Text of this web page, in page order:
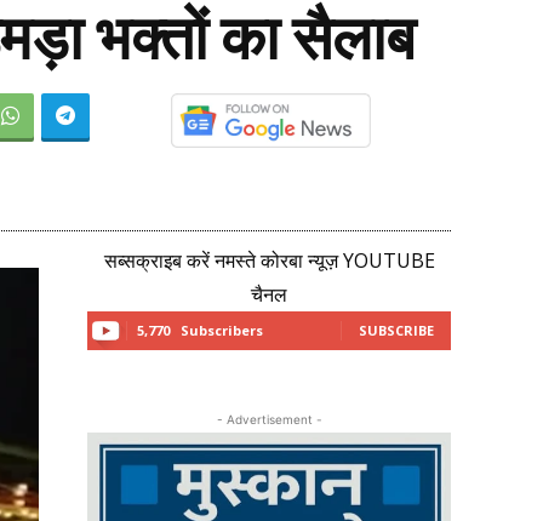
भक्तों का सैलाब
सब्सक्राइब करें नमस्ते कोरबा न्यूज़ YOUTUBE
चैनल
5,770 Subscribers SUBSCRIBE
- Advertisement -